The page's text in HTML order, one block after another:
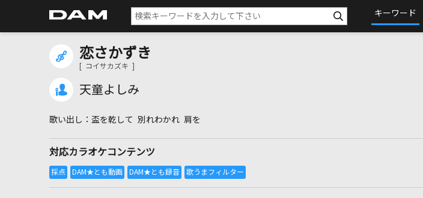
キーワード
恋さかずき
[ コイサカズキ ]
天童よしみ
盃を乾して 別れわかれ 肩を
対応カラオケコンテンツ